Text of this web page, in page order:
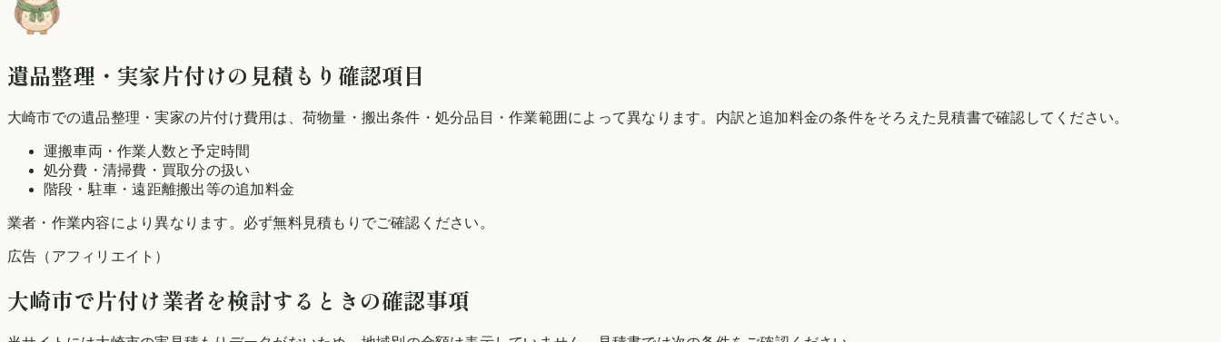
遺品整理・実家片付けの見積もり確認項目
大崎市での遺品整理・実家の片付け費用は、荷物量・搬出条件・処分品目・作業範囲によって異なります。内訳と追加料金の条件をそろえた見積書で確認してください。
運搬車両・作業人数と予定時間
処分費・清掃費・買取分の扱い
階段・駐車・遠距離搬出等の追加料金
業者・作業内容により異なります。必ず無料見積もりでご確認ください。
広告（アフィリエイト）
大崎市で片付け業者を検討するときの確認事項